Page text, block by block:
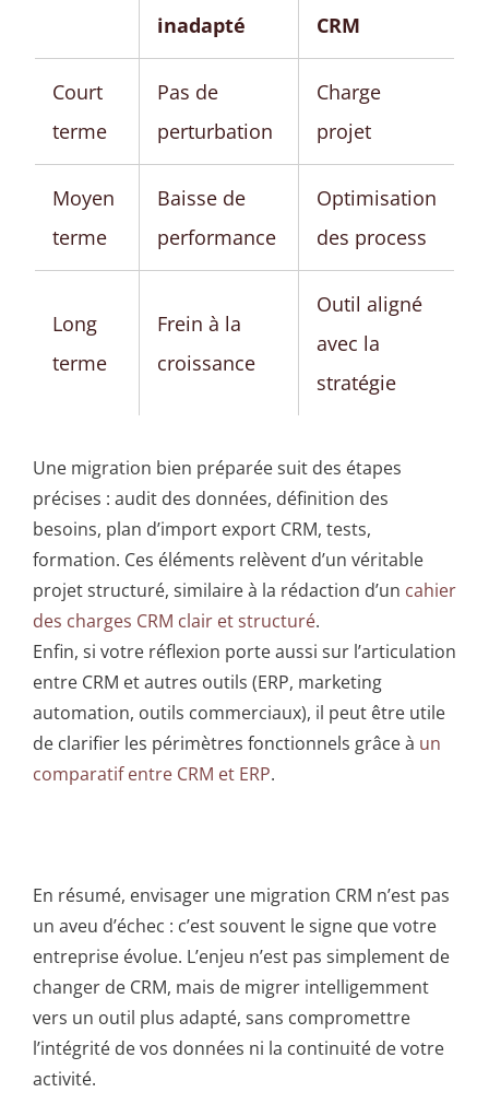
inadapté
CRM
Court
terme
Pas de
perturbation
Charge
projet
Moyen
terme
Baisse de
performance
Optimisation
des process
Long
terme
Frein à la
croissance
Outil aligné
avec la
stratégie
Une migration bien préparée suit des étapes
précises : audit des données, définition des
besoins, plan d’import export CRM, tests,
formation. Ces éléments relèvent d’un véritable
projet structuré, similaire à la rédaction d’un cahier
des charges CRM clair et structuré.
Enfin, si votre réflexion porte aussi sur l’articulation
entre CRM et autres outils (ERP, marketing
automation, outils commerciaux), il peut être utile
de clarifier les périmètres fonctionnels grâce à un
comparatif entre CRM et ERP.
En résumé, envisager une migration CRM n’est pas
un aveu d’échec : c’est souvent le signe que votre
entreprise évolue. L’enjeu n’est pas simplement de
changer de CRM, mais de migrer intelligemment
vers un outil plus adapté, sans compromettre
l’intégrité de vos données ni la continuité de votre
activité.